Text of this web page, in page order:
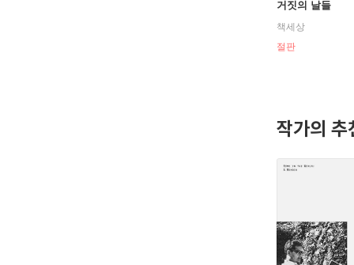
거짓의 날들
책세상
절판
작가의 추